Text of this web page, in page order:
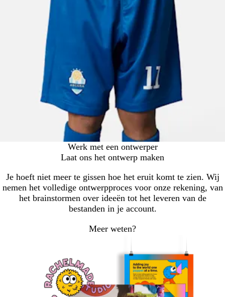
Werk met een ontwerper
Laat ons het ontwerp maken
Je hoeft niet meer te gissen hoe het eruit komt te zien. Wij
nemen het volledige ontwerpproces voor onze rekening, van
het brainstormen over ideeën tot het leveren van de
bestanden in je account.
Meer weten?